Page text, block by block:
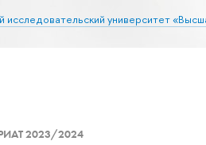
исследовательский университет
2023/2024